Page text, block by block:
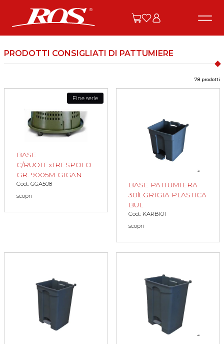
PRODOTTI CONSIGLIATI DI PATTUMIERE
78 prodotti
Fine serie
BASE
C/RUOTExTRESPOLO
GR. 9005M GIGAN
Cod.: GGA508
scopri
BASE PATTUMIERA
30lt.GRIGIA PLASTICA
BUL
Cod.: KARB101
scopri